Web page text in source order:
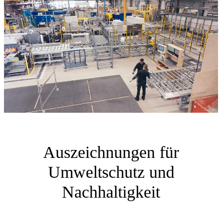
Auszeichnungen für
Umweltschutz und
Nachhaltigkeit